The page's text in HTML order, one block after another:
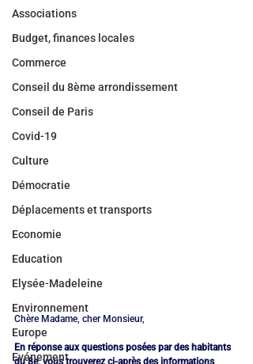
Associations
Budget, finances locales
Commerce
Conseil du 8ème arrondissement
Conseil de Paris
Covid-19
Culture
Démocratie
Déplacements et transports
Economie
Education
Elysée-Madeleine
Environnement
Europe
Evénement
Chère Madame, cher Monsieur,
En réponse aux questions posées par des habitants
du 8e, vous trouverez ci-après des informations